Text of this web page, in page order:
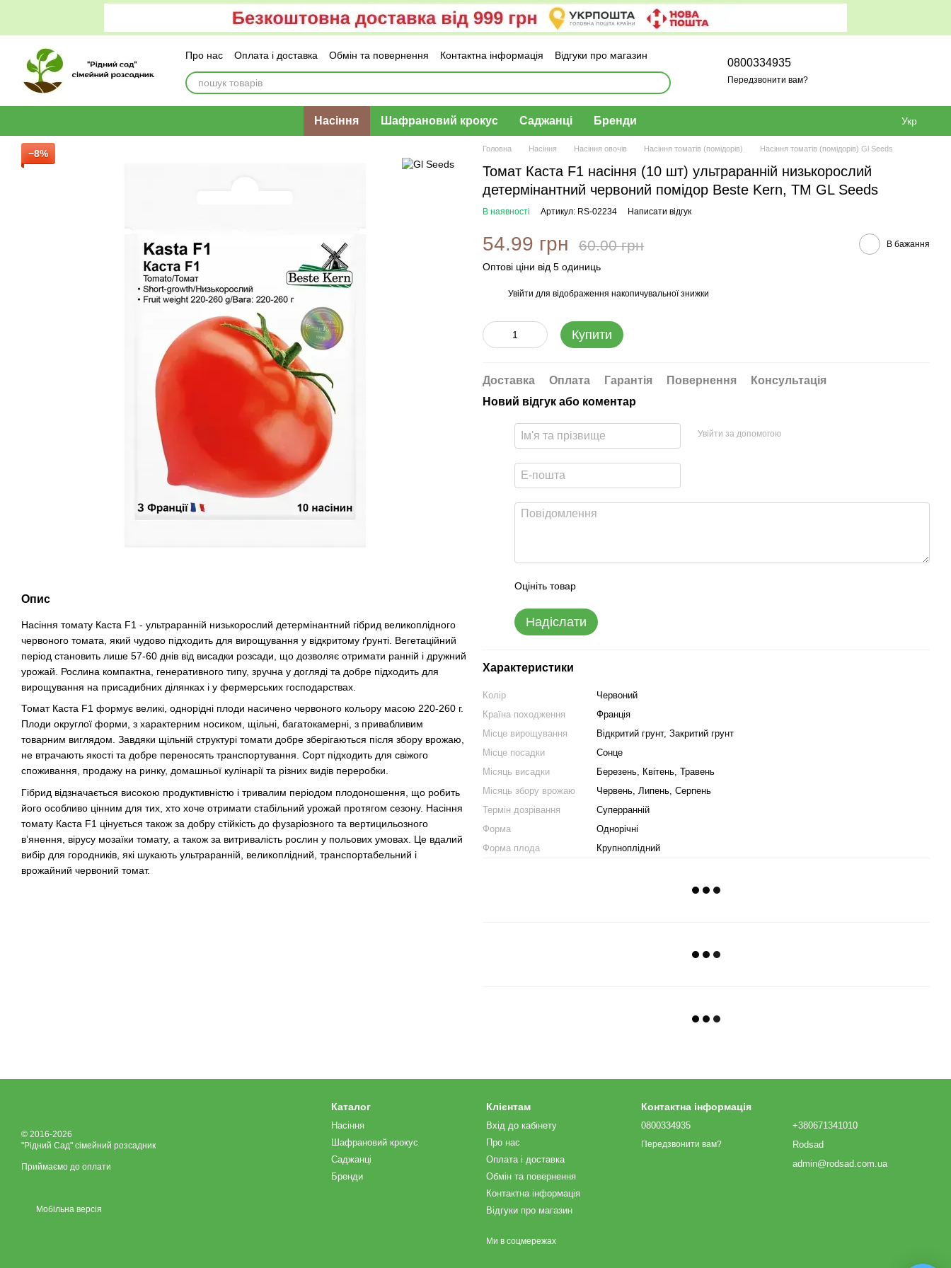
Про нас Оплата і доставка Обмін та повернення Контактна інформація Відгуки про магазин
0800334935
Передзвонити вам?
Насіння Шафрановий крокус Саджанці Бренди Укр
−8%
Опис
Насіння томату Каста F1 - ультраранній низькорослий детермінантний гібрид великоплідного
червоного томата, який чудово підходить для вирощування у відкритому ґрунті. Вегетаційний
період становить лише 57-60 днів від висадки розсади, що дозволяє отримати ранній і дружний
урожай. Рослина компактна, генеративного типу, зручна у догляді та добре підходить для
вирощування на присадибних ділянках і у фермерських господарствах.
Томат Каста F1 формує великі, однорідні плоди насичено червоного кольору масою 220-260 г.
Плоди округлої форми, з характерним носиком, щільні, багатокамерні, з привабливим
товарним виглядом. Завдяки щільній структурі томати добре зберігаються після збору врожаю,
не втрачають якості та добре переносять транспортування. Сорт підходить для свіжого
споживання, продажу на ринку, домашньої кулінарії та різних видів переробки.
Гібрид відзначається високою продуктивністю і тривалим періодом плодоношення, що робить
його особливо цінним для тих, хто хоче отримати стабільний урожай протягом сезону. Насіння
томату Каста F1 цінується також за добру стійкість до фузаріозного та вертицильозного
в’янення, вірусу мозаїки томату, а також за витривалість рослин у польових умовах. Це вдалий
вибір для городників, які шукають ультраранній, великоплідний, транспортабельний і
врожайний червоний томат.
Головна Насіння Насіння овочів Насіння томатів (помідорів) Насіння томатів (помідорів) Gl Seeds
Томат Каста F1 насіння (10 шт) ультраранній низькорослий
детермінантний червоний помідор Beste Kern, TM GL Seeds
В наявності Артикул: RS-02234 Написати відгук
54.99 грн 60.00 грн В бажання
Оптові ціни від 5 одиниць
Увійти для відображення накопичувальної знижки
Купити
Доставка Оплата Гарантія Повернення
Консультація
Новий відгук або коментар
Увійти за допомогою
Оцініть товар
Надіслати
Характеристики
Колір
Червоний
Країна походження
Франція
Місце вирощування
Відкритий грунт, Закритий грунт
Місце посадки
Сонце
Місяць висадки
Березень, Квітень, Травень
Місяць збору врожаю
Червень, Липень, Серпень
Термін дозрівання
Суперранній
Форма
Однорічні
Форма плода
Крупноплідний
© 2016-2026
"Рідний Сад" сімейний розсадник
Приймаємо до оплати
Мобільна версія
Каталог
Насіння
Шафрановий крокус
Саджанці
Бренди
Клієнтам
Вхід до кабінету
Про нас
Оплата і доставка
Обмін та повернення
Контактна інформація
Відгуки про магазин
Ми в соцмережах
Контактна інформація
0800334935
Передзвонити вам?
+380671341010
Rodsad
admin@rodsad.com.ua